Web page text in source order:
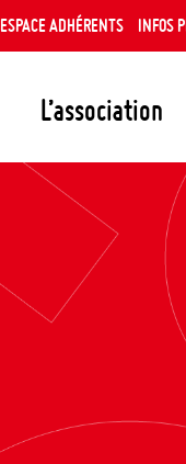
L’association
ESPACE ADHÉRENTS INFOS